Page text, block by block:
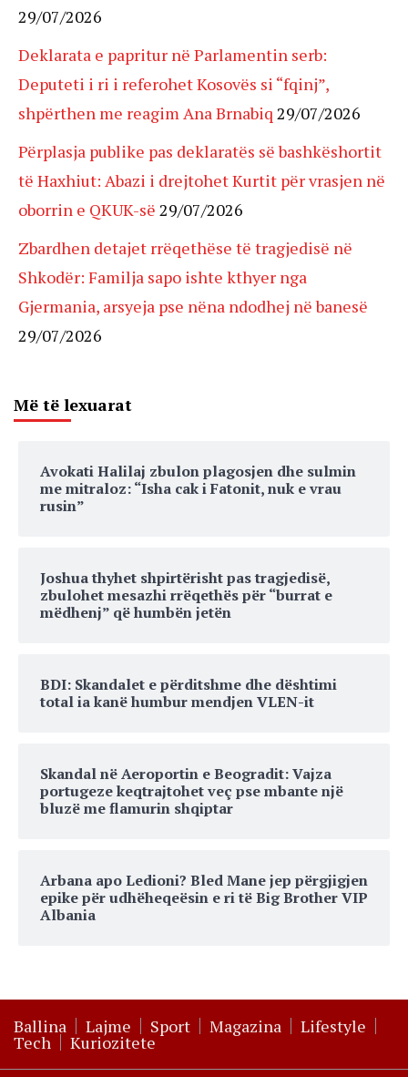
29/07/2026
Deklarata e papritur në Parlamentin serb:
Deputeti i ri i referohet Kosovës si “fqinj”,
shpërthen me reagim Ana Brnabiq 29/07/2026
Përplasja publike pas deklaratës së bashkëshortit
të Haxhiut: Abazi i drejtohet Kurtit për vrasjen në
oborrin e QKUK-së 29/07/2026
Zbardhen detajet rrëqethëse të tragjedisë në
Shkodër: Familja sapo ishte kthyer nga
Gjermania, arsyeja pse nëna ndodhej në banesë
29/07/2026
Më të lexuarat
Avokati Halilaj zbulon plagosjen dhe sulmin
me mitraloz: “Isha cak i Fatonit, nuk e vrau
rusin”
Joshua thyhet shpirtërisht pas tragjedisë,
zbulohet mesazhi rrëqethës për “burrat e
mëdhenj” që humbën jetën
BDI: Skandalet e përditshme dhe dështimi
total ia kanë humbur mendjen VLEN-it
Skandal në Aeroportin e Beogradit: Vajza
portugeze keqtrajtohet veç pse mbante një
bluzë me flamurin shqiptar
Arbana apo Ledioni? Bled Mane jep përgjigjen
epike për udhëheqeësin e ri të Big Brother VIP
Albania
Ballina Lajme Sport Magazina Lifestyle
Tech Kuriozitete